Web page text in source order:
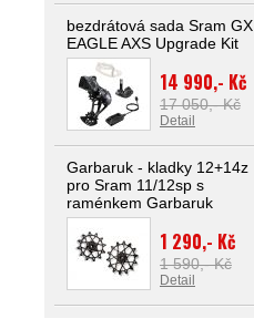
bezdrátová sada Sram GX
EAGLE AXS Upgrade Kit
14 990,- Kč
17 050,- Kč
Detail
Garbaruk - kladky 12+14z
pro Sram 11/12sp s
raménkem Garbaruk
1 290,- Kč
1 590,- Kč
Detail